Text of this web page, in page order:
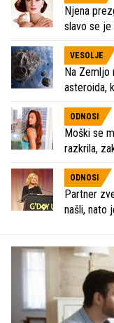
Njena
slavo se je
VESOLJE
Na Zemljo
asteroida,
ODNOSI
Moški se
razkrila,
ODNOSI
Partner
našli, nato